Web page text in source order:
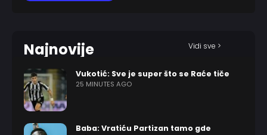
Najnovije Vidi sve >
Vukotić: Sve je super što se Raće tiče
25 MINUTES AGO
Baba: Vratiću Partizan tamo gde